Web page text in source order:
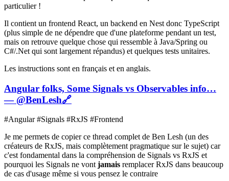
particulier !
Il contient un frontend React, un backend en Nest donc TypeScript
(plus simple de ne dépendre que d'une plateforme pendant un test,
mais on retrouve quelque chose qui ressemble à Java/Spring ou
C#/.Net qui sont largement répandus) et quelques tests unitaires.
Les instructions sont en français et en anglais.
Angular folks, Some Signals vs Observables info…
— @BenLesh🔗
#Angular #Signals #RxJS #Frontend
Je me permets de copier ce thread complet de Ben Lesh (un des
créateurs de RxJS, mais complètement pragmatique sur le sujet) car
c'est fondamental dans la compréhension de Signals vs RxJS et
pourquoi les Signals ne vontjamais remplacer RxJS dans beaucoup
de cas d'usage même si vous pensez le contraire